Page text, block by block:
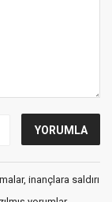
inançlara saldırı